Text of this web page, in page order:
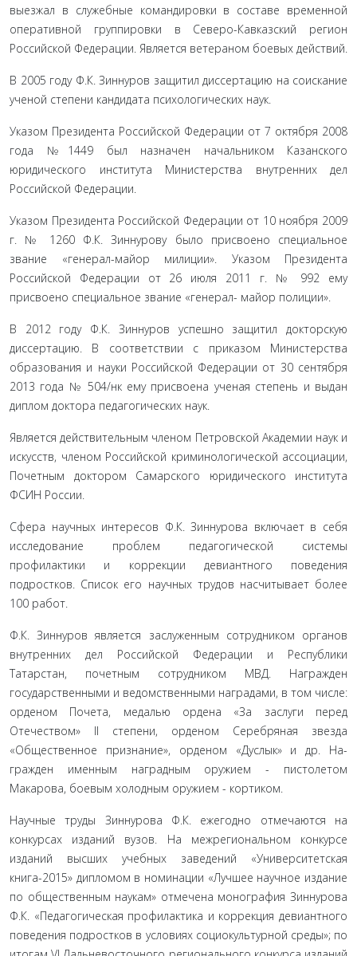
выезжал в служебные командировки в составе временной
оперативной группировки в Северо-Кавказский регион
Российской Федерации. Является ветераном боевых действий.
В 2005 году Ф.К. Зиннуров защитил диссертацию на соискание
ученой степени кандидата психологических наук.
Указом Президента Российской Федерации от 7 октября 2008
года №1449 был назначен начальником Казанского
юридического института Министерства внутренних дел
Российской Федерации.
Указом Президента Российской Федерации от 10 ноября 2009
г. № 1260 Ф.К. Зиннурову было присвоено специальное
звание «гене­рал-майор милиции». Указом Президента
Российской Федерации от 26 июля 2011 г. № 992 ему
присвоено специальное звание «генерал- майор полиции».
В 2012 году Ф.К. Зиннуров успешно защитил докторскую
диссертацию. В соответствии с приказом Министерства
образования и на­уки Российской Федерации от 30 сентября
2013 года № 504/нк ему присвоена ученая степень и выдан
диплом доктора педагогических наук.
Является действительным членом Петровской Академии наук и
искусств, членом Российской криминологической ассоциации,
Почетным доктором Самарского юридического института
ФСИН России.
Сфера научных интересов Ф.К. Зиннурова включает в себя
исследование проблем педагогической системы
профилактики и кор­рекции девиантного поведения
подростков. Список его научных трудов насчитывает более
100 работ.
Ф.К. Зиннуров является заслуженным сотрудником органов
внутренних дел Российской Федерации и Республики
Татарстан, почетным сотрудником МВД. Награжден
государственными и ведомственными наградами, в том числе:
орденом Почета, медалью ордена «За заслуги перед
Отечеством» II степени, орденом Серебряная звезда
«Общественное признание», орденом «Дуслык» и др. На­
гражден именным наградным оружием - пистолетом
Макарова, боевым холодным оружием - кортиком.
Научные труды Зиннурова Ф.К. ежегодно отмечаются на
конкурсах изданий вузов. На межрегиональном конкурсе
изданий высших учебных заведений «Университетская
книга-2015» дипломом в номинации «Лучшее научное издание
по общественным наукам» отмече­на монография Зиннурова
Ф.К. «Педагогическая профилактика и коррекция девиантного
поведения подростков в условиях социокультур­ной среды»; по